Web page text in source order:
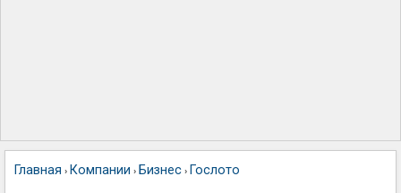
Главная › Компании › Бизнес › Гослото